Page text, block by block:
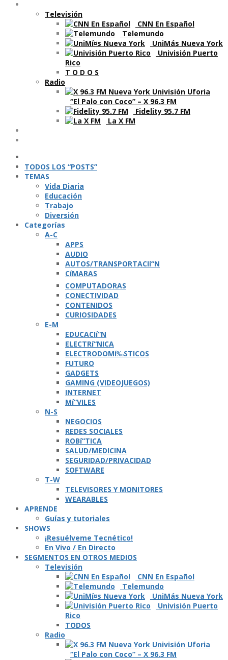
Televisión
CNN En Español
Telemundo
UniMás Nueva York
Univisión Puerto
Rico
T O D O S
Radio
“El Palo con Coco” – X 96.3 FM
Fidelity 95.7 FM
La X FM
TODOS LOS “POSTS”
TEMAS
Vida Diaria
Educación
Trabajo
Diversión
Categorí­as
A-C
APPS
AUDIO
AUTOS/TRANSPORTACIí“N
CíMARAS
COMPUTADORAS
CONECTIVIDAD
CONTENIDOS
CURIOSIDADES
E-M
EDUCACIí“N
ELECTRí“NICA
ELECTRODOMí‰STICOS
FUTURO
GADGETS
GAMING (VIDEOJUEGOS)
INTERNET
Mí“VILES
N-S
NEGOCIOS
REDES SOCIALES
ROBí“TICA
SALUD/MEDICINA
SEGURIDAD/PRIVACIDAD
SOFTWARE
T-W
TELEVISORES Y MONITORES
WEARABLES
APRENDE
Guí­as y tutoriales
SHOWS
¡Resuélveme Tecnético!
En Vivo / En Directo
SEGMENTOS EN OTROS MEDIOS
Televisión
CNN En Español
Telemundo
UniMás Nueva York
Univisión Puerto
Rico
TODOS
Radio
“El Palo con Coco” – X 96.3 FM